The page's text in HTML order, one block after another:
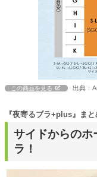
この商品を見る 出典：
サイドからのホ
ラ！
『夜寄るブラ+plus』まと